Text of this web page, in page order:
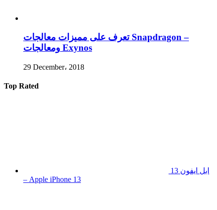
تعرف على مميزات معالجات Snapdragon –
ومعالجات Exynos
29 December، 2018
Top Rated
ابل ايفون 13
– Apple iPhone 13